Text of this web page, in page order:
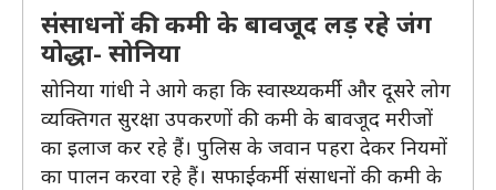
संसाधनों की कमी के बावजूद लड़ रहे जंग
योद्धा- सोनिया
सोनिया गांधी ने आगे कहा कि स्वास्थ्यकर्मी और दूसरे लोग
व्यक्तिगत सुरक्षा उपकरणों की कमी के बावजूद मरीजों
का इलाज कर रहे हैं। पुलिस के जवान पहरा देकर नियमों
का पालन करवा रहे हैं। सफाईकर्मी संसाधनों की कमी के